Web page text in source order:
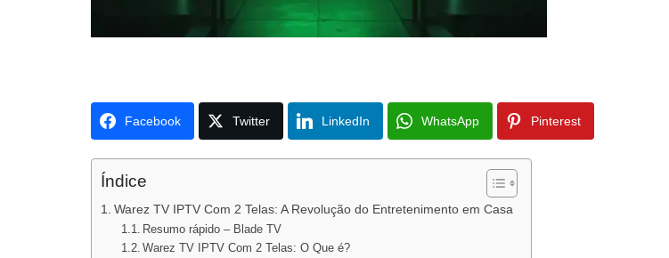
Facebook Twitter LinkedIn WhatsApp Pinterest
Índice
Warez TV IPTV Com 2 Telas: A Revolução do Entretenimento em Casa
Resumo rápido – Blade TV
Warez TV IPTV Com 2 Telas: O Que é?